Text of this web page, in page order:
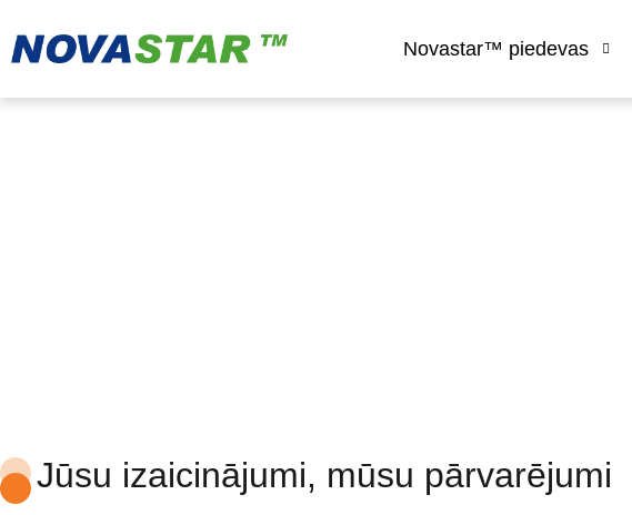
Novastar™ piedevas
Jūsu izaicinājumi, mūsu pārvarējumi